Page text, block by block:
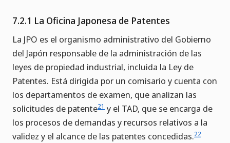
7.2.1 La Oficina Japonesa de Patentes
La JPO es el organismo administrativo del Gobierno
del Japón responsable de la administración de las
leyes de propiedad industrial, incluida la Ley de
Patentes. Está dirigida por un comisario y cuenta con
los departamentos de examen, que analizan las
solicitudes de patente21 y el TAD, que se encarga de
los procesos de demandas y recursos relativos a la
validez y el alcance de las patentes concedidas.22